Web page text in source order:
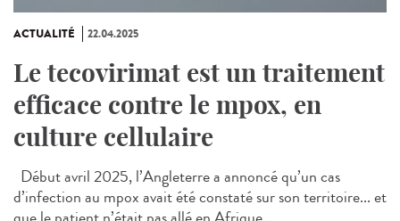
ACTUALITÉ 22.04.2025
Le tecovirimat est un traitement
efficace contre le mpox, en
culture cellulaire
Début avril 2025, l’Angleterre a annoncé qu’un cas
d’infection au mpox avait été constaté sur son territoire... et